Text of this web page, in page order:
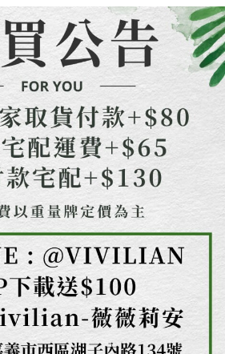
提供個人資料，並將交易相關給付款項請求債
司。
請瀏覽以下網址：
得法定代理人或監護人之同意方可使用
同意申辦者引起之損失，本公司不負相關責
時，將依據個別帳號之用戶狀況，依本公司即
若仍有額度不足之情形，本公司將視審查結果
使用他人資訊註冊。若發現惡意使用之情形，
停止該用戶之使用額度並採取法律行動。